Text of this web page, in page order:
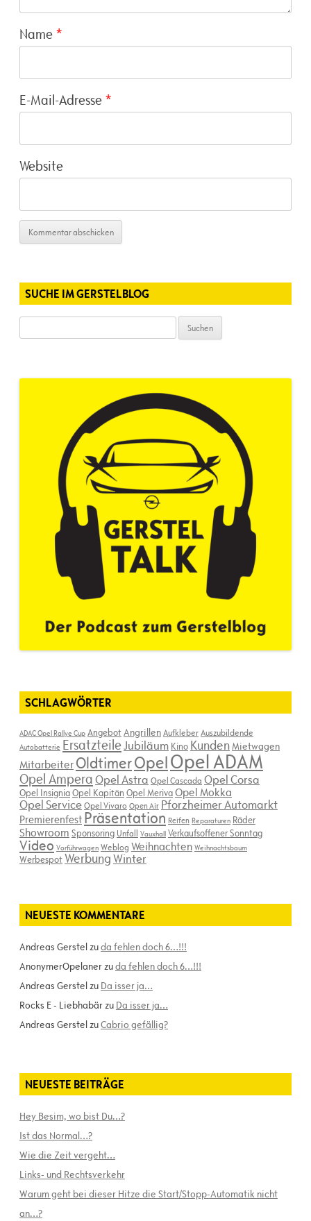
Name *
E-Mail-Adresse *
Website
SUCHE IM GERSTELBLOG
SCHLAGWÖRTER
ADAC Opel Rallye Cup AngebotAngrillenAufkleberAuszubildende
Autobatterie ErsatzteileJubiläum Kino KundenMietwagen
Mitarbeiter OldtimerOpelOpel ADAM
Opel AmperaOpel Astra Opel Cascada Opel Corsa
Opel InsigniaOpel Kapitän Opel MerivaOpel Mokka
Opel ServiceOpel Vivaro Open Air Pforzheimer Automarkt
Premierenfest Präsentation Reifen Reparaturen Räder
Showroom Sponsoring Unfall Vauxhall Verkaufsoffener Sonntag
Video Vorführwagen Weblog Weihnachten Weihnachtsbaum
WerbespotWerbungWinter
NEUESTE KOMMENTARE
Andreas Gerstelzuda fehlen doch 6…!!!
AnonymerOpelanerzuda fehlen doch 6…!!!
Andreas Gerstelzu Da isser ja…
Rocks E - Liebhabärzu Da isser ja…
Andreas GerstelzuCabrio gefällig?
NEUESTE BEITRÄGE
Hey Besim, wo bist Du…?
Ist das Normal…?
Wie die Zeit vergeht…
Links- und Rechtsverkehr
Warum geht bei dieser Hitze die Start/Stopp-Automatik nicht
an…?